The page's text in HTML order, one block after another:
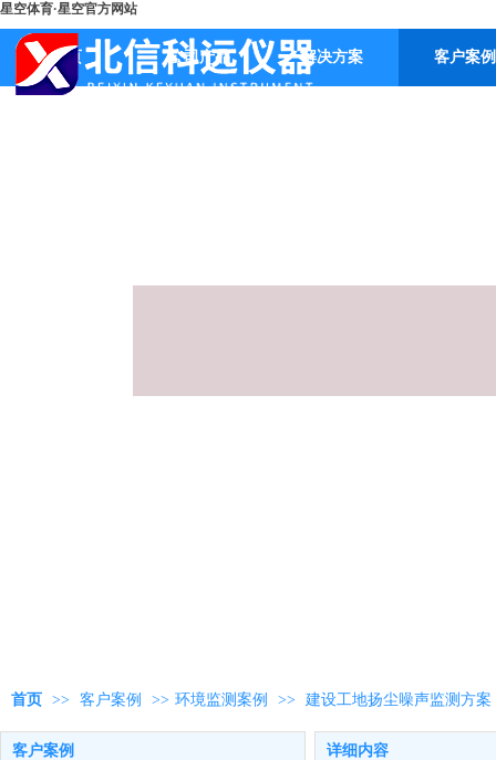
星空体育·星空官方网站
首页 公司产品 解决方案 客户案例
首页 >> 客户案例 >> 环境监测案例 >> 建设工地扬尘噪声监测方案
客户案例 详细内容